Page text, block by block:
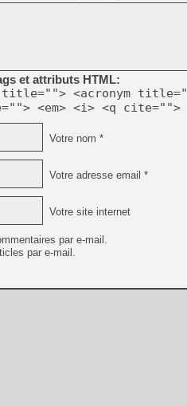
et attributs HTML:
<acronym
<em> <i> <q
Votre nom *
Votre adresse email *
Votre site internet
par e-mail.
par e-mail.